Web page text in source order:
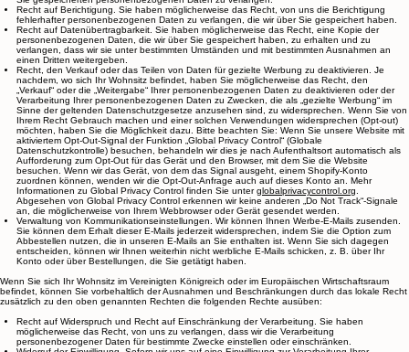
Recht auf Zugang/Auskunft. Sie haben möglicherweise das Recht, Einsicht in die
personenbezogenen Daten zu verlangen, die wir über Sie gespeichert haben.
Recht auf Löschung. Sie haben möglicherweise das Recht, von uns die Löschung der über
Sie gespeicherten personenbezogenen Daten zu verlangen.
Recht auf Berichtigung. Sie haben möglicherweise das Recht, von uns die Berichtigung
fehlerhafter personenbezogenen Daten zu verlangen, die wir über Sie gespeichert haben.
Recht auf Datenübertragbarkeit. Sie haben möglicherweise das Recht, eine Kopie der
personenbezogenen Daten, die wir über Sie gespeichert haben, zu erhalten und zu
verlangen, dass wir sie unter bestimmten Umständen und mit bestimmten Ausnahmen an
einen Dritten weitergeben.
Recht, den Verkauf oder das Teilen von Daten für gezielte Werbung zu deaktivieren. Je
nachdem, wo sich Ihr Wohnsitz befindet, haben Sie möglicherweise das Recht, den
„Verkauf“ oder die „Weitergabe“ Ihrer personenbezogenen Daten zu deaktivieren oder der
Verarbeitung Ihrer personenbezogenen Daten zu Zwecken, die als „gezielte Werbung“ im
Sinne der geltenden Datenschutzgesetze anzusehen sind, zu widersprechen. Wenn Sie von
Ihrem Recht Gebrauch machen und einer solchen Verwendungen widersprechen (Opt-out)
möchten, haben Sie die Möglichkeit dazu. Bitte beachten Sie: Wenn Sie unsere Website mit
aktiviertem Opt-Out-Signal der Funktion „Global Privacy Control“ (Globale
Datenschutzkontrolle) besuchen, behandeln wir dies je nach Aufenthaltsort automatisch als
Aufforderung zum Opt-Out für das Gerät und den Browser, mit dem Sie die Website
besuchen. Wenn wir das Gerät, von dem das Signal ausgeht, einem Shopify-Konto
zuordnen können, wenden wir die Opt-Out-Anfrage auch auf dieses Konto an. Mehr
Informationen zu Global Privacy Control finden Sie unterglobalprivacycontrol.org .
Abgesehen von Global Privacy Control erkennen wir keine anderen „Do Not Track“-Signale
an, die möglicherweise von Ihrem Webbrowser oder Gerät gesendet werden.
Verwaltung von Kommunikationseinstellungen. Wir können Ihnen Werbe-E-Mails zusenden.
Sie können dem Erhalt dieser E-Mails jederzeit widersprechen, indem Sie die Option zum
Abbestellen nutzen, die in unseren E-Mails an Sie enthalten ist. Wenn Sie sich dagegen
entscheiden, können wir Ihnen weiterhin nicht werbliche E-Mails schicken, z. B. über Ihr
Konto oder über Bestellungen, die Sie getätigt haben.
Wenn Sie sich Ihr Wohnsitz im Vereinigten Königreich oder im Europäischen Wirtschaftsraum
befindet, können Sie vorbehaltlich der Ausnahmen und Beschränkungen durch das lokale Recht
zusätzlich zu den oben genannten Rechten die folgenden Rechte ausüben: